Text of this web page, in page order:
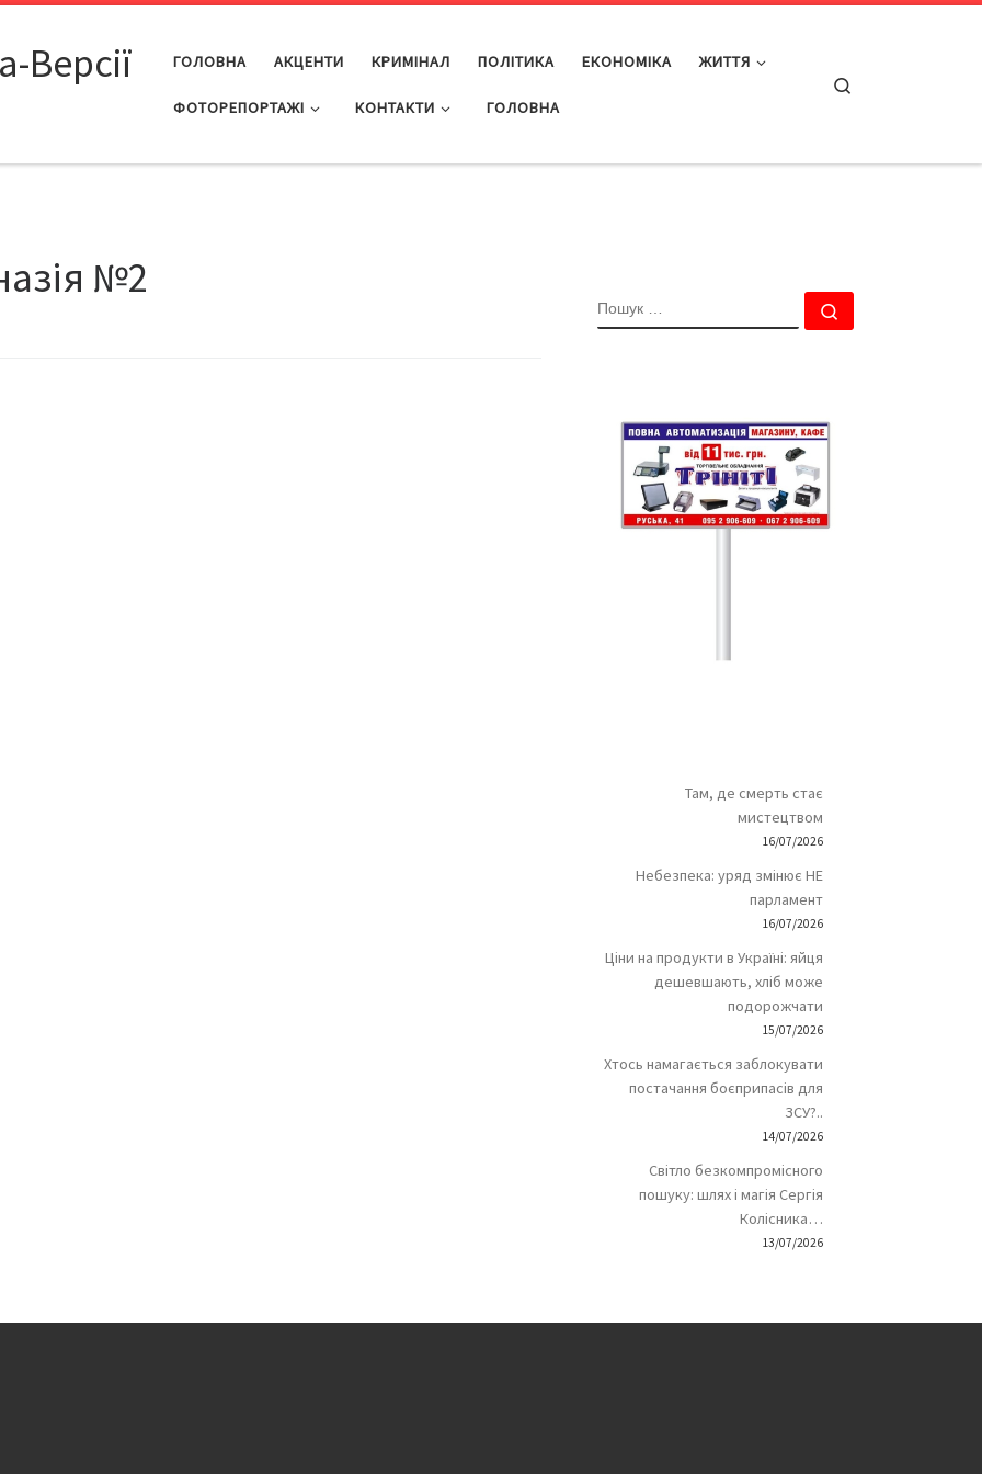
Версії ГОЛОВНА АКЦЕНТИ КРИМІНАЛ ПОЛІТИКА ЕКОНОМІКА ЖИТТЯ
ФОТОРЕПОРТАЖІ КОНТАКТИ ГОЛОВНА
№2 ПОШУК
Там, де смерть стає
мистецтвом
16/07/2026
Небезпека: уряд змінює НЕ
парламент
16/07/2026
Ціни на продукти в Україні: яйця
дешевшають, хліб може
подорожчати
15/07/2026
Хтось намагається заблокувати
постачання боєприпасів для
ЗСУ?..
14/07/2026
Світло безкомпромісного
пошуку: шлях і магія Сергія
Колісника…
13/07/2026